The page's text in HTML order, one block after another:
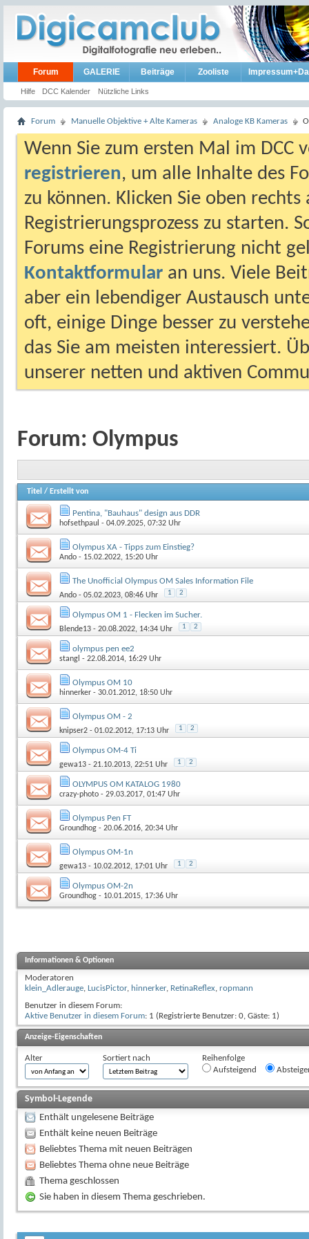
Forum
Hilfe DCC Kalender Nützliche Links
GALERIE Beiträge Zooliste
Forum Manuelle Objektive + Alte Kameras Analoge KB Kameras
Wenn Sie zum ersten Mal im DCC
registrieren, um alle Inhalte des
zu können. Klicken Sie oben
Registrierungsprozess zu starten.
Forums eine Registrierung nicht
Kontaktformular an uns. Viele
aber ein lebendiger Austausch
oft, einige Dinge besser zu
das Sie am meisten interessiert.
unserer netten und aktiven
Forum: Olympus
Titel / Erstellt von
Pentina, "Bauhaus" design aus DDR
hofsethpaul - 04.09.2025, 07:32 Uhr
Olympus XA - Tipps zum Einstieg?
Ando - 15.02.2022, 15:20 Uhr
The Unofficial Olympus OM Sales Information File
Ando - 05.02.2023, 08:46 Uhr 1 2
Olympus OM 1 - Flecken im Sucher.
Blende13 - 20.08.2022, 14:34 Uhr 1 2
olympus pen ee2
stangl - 22.08.2014, 16:29 Uhr
Olympus OM 10
hinnerker - 30.01.2012, 18:50 Uhr
Olympus OM - 2
knipser2 - 01.02.2012, 17:13 Uhr 1 2
Olympus OM-4 Ti
gewa13 - 21.10.2013, 22:51 Uhr 1 2
OLYMPUS OM KATALOG 1980
crazy-photo - 29.03.2017, 01:47 Uhr
Olympus Pen FT
Groundhog - 20.06.2016, 20:34 Uhr
Olympus OM-1n
gewa13 - 10.02.2012, 17:01 Uhr 1 2
Olympus OM-2n
Groundhog - 10.01.2015, 17:36 Uhr
Informationen & Optionen
Moderatoren
klein_Adlerauge, LucisPictor, hinnerker, RetinaReflex, ropmann
Benutzer in diesem Forum:
Aktive Benutzer in diesem Forum: 1 (Registrierte Benutzer: 0, Gäste: 1)
Anzeige-Eigenschaften
Alter Sortiert nach
Reihenfolge
Aufsteigend
Symbol-Legende
Enthält ungelesene Beiträge
Enthält keine neuen Beiträge
Beliebtes Thema mit neuen Beiträgen
Beliebtes Thema ohne neue Beiträge
Thema geschlossen
Sie haben in diesem Thema geschrieben.